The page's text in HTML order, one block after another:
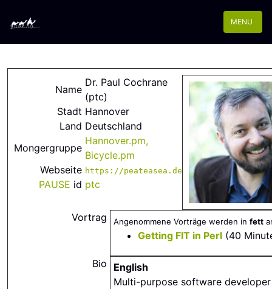
MENU
Name
Dr. Paul Cochrane
(‎ptc‎)
Stadt Hannover
Land Deutschland
Mongergruppe
Hannover.pm,
Bicycle.pm
Webseite https://peateasea.de
PAUSE id ptc
Vortrag Angenommene Vorträge werden in fett
‎Getting FIT in Perl‎ (40
Bio
English
Multi-purpose software